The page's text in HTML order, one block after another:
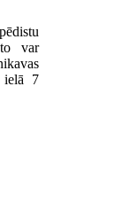
var
ielā 7